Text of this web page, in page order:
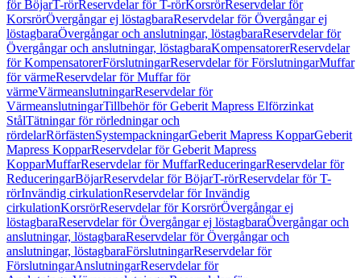
för BöjarT-rörReservdelar för T-rörKorsrörReservdelar för
KorsrörÖvergångar ej löstagbaraReservdelar för Övergångar ej
löstagbaraÖvergångar och anslutningar, löstagbaraReservdelar för
Övergångar och anslutningar, löstagbaraKompensatorerReservdelar
för KompensatorerFörslutningarReservdelar för FörslutningarMuffar
för värmeReservdelar för Muffar för
värmeVärmeanslutningarReservdelar för
VärmeanslutningarTillbehör för Geberit Mapress Elförzinkat
StålTätningar för rörledningar och
rördelarRörfästenSystempackningarGeberit Mapress KopparGeberit
Mapress KopparReservdelar för Geberit Mapress
KopparMuffarReservdelar för MuffarReduceringarReservdelar för
ReduceringarBöjarReservdelar för BöjarT-rörReservdelar för T-
rörInvändig cirkulationReservdelar för Invändig
cirkulationKorsrörReservdelar för KorsrörÖvergångar ej
löstagbaraReservdelar för Övergångar ej löstagbaraÖvergångar och
anslutningar, löstagbaraReservdelar för Övergångar och
anslutningar, löstagbaraFörslutningarReservdelar för
FörslutningarAnslutningarReservdelar för